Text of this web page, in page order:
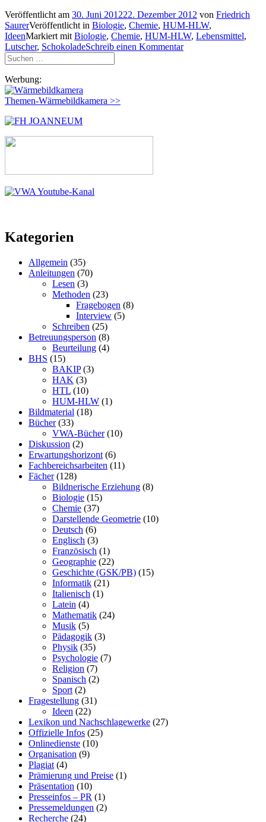
Veröffentlicht am 30. Juni 201222. Dezember 2012 von Friedrich
SaurerVeröffentlicht in Biologie, Chemie, HUM-HLW,
IdeenMarkiert mit Biologie, Chemie, HUM-HLW, Lebensmittel,
Lutscher, SchokoladeSchreib einen Kommentar
Suchen
nach:
Werbung:
Themen-Wärmebildkamera >>
Kategorien
Allgemein (35)
Anleitungen (70)
Lesen (3)
Methoden (23)
Fragebogen (8)
Interview (5)
Schreiben (25)
Betreuungsperson (8)
Beurteilung (4)
BHS (15)
BAKIP(3)
HAK (3)
HTL (10)
HUM-HLW (1)
Bildmaterial (18)
Bücher(33)
VWA-Bücher(10)
Diskussion (2)
Erwartungshorizont (6)
Fachbereichsarbeiten (11)
Fächer(128)
Bildnerische Erziehung (8)
Biologie (15)
Chemie (37)
Darstellende Geometrie (10)
Deutsch (6)
Englisch (3)
Französisch (1)
Geographie (22)
Geschichte (GSK/PB) (15)
Informatik (21)
Italienisch (1)
Latein (4)
Mathematik (24)
Musik (5)
Pädagogik (3)
Physik (35)
Psychologie (7)
Religion (7)
Spanisch (2)
Sport (2)
Fragestellung (31)
Ideen (22)
Lexikon und Nachschlagewerke (27)
Offizielle Infos (25)
Onlinedienste (10)
Organisation (9)
Plagiat (4)
Prämierung und Preise (1)
Präsentation (10)
Presseinfos – PR (1)
Pressemeldungen (2)
Recherche (24)